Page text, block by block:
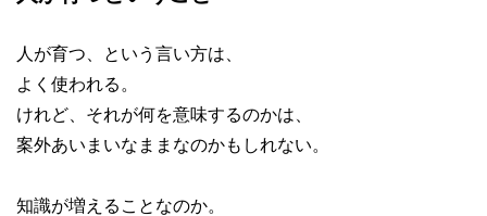
人が育つ、という言い方は、
よく使われる。
けれど、それが何を意味するのかは、
案外あいまいなままなのかもしれない。
知識が増えることなのか。